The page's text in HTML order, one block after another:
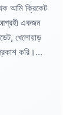
আমি ক্রিকেট
একজন
খেলোয়াড়
করি।...